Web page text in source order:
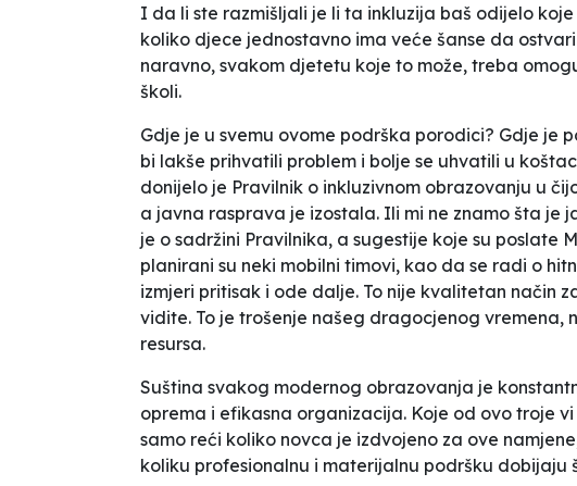
I da li ste razmišljali je li ta inkluzija baš odijelo
koliko djece jednostavno ima veće šanse da
naravno, svakom djetetu koje to može, treba
školi.
Gdje je u svemu ovome podrška porodici? Gdje je
bi lakše prihvatili problem i bolje se uhvatili u
donijelo je Pravilnik o inkluzivnom obrazovanju u
a javna rasprava je izostala. Ili mi ne znamo šta je
je o sadržini Pravilnika, a sugestije koje su poslate
planirani su neki mobilni timovi, kao da se radi o
izmjeri pritisak i ode dalje. To nije kvalitetan način
vidite. To je trošenje našeg dragocjenog vremena,
resursa.
Suština svakog modernog obrazovanja je
oprema i efikasna organizacija. Koje od ovo troje
samo reći koliko novca je izdvojeno za ove
koliku profesionalnu i materijalnu podršku dobijaju